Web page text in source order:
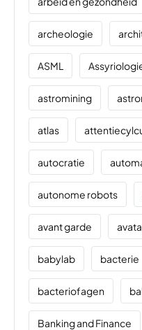
archeologie
ASML
astromining
atlas
autocratie
autonome robots
avant garde
babylab bacterie
bacteriofagen
Banking and Finance